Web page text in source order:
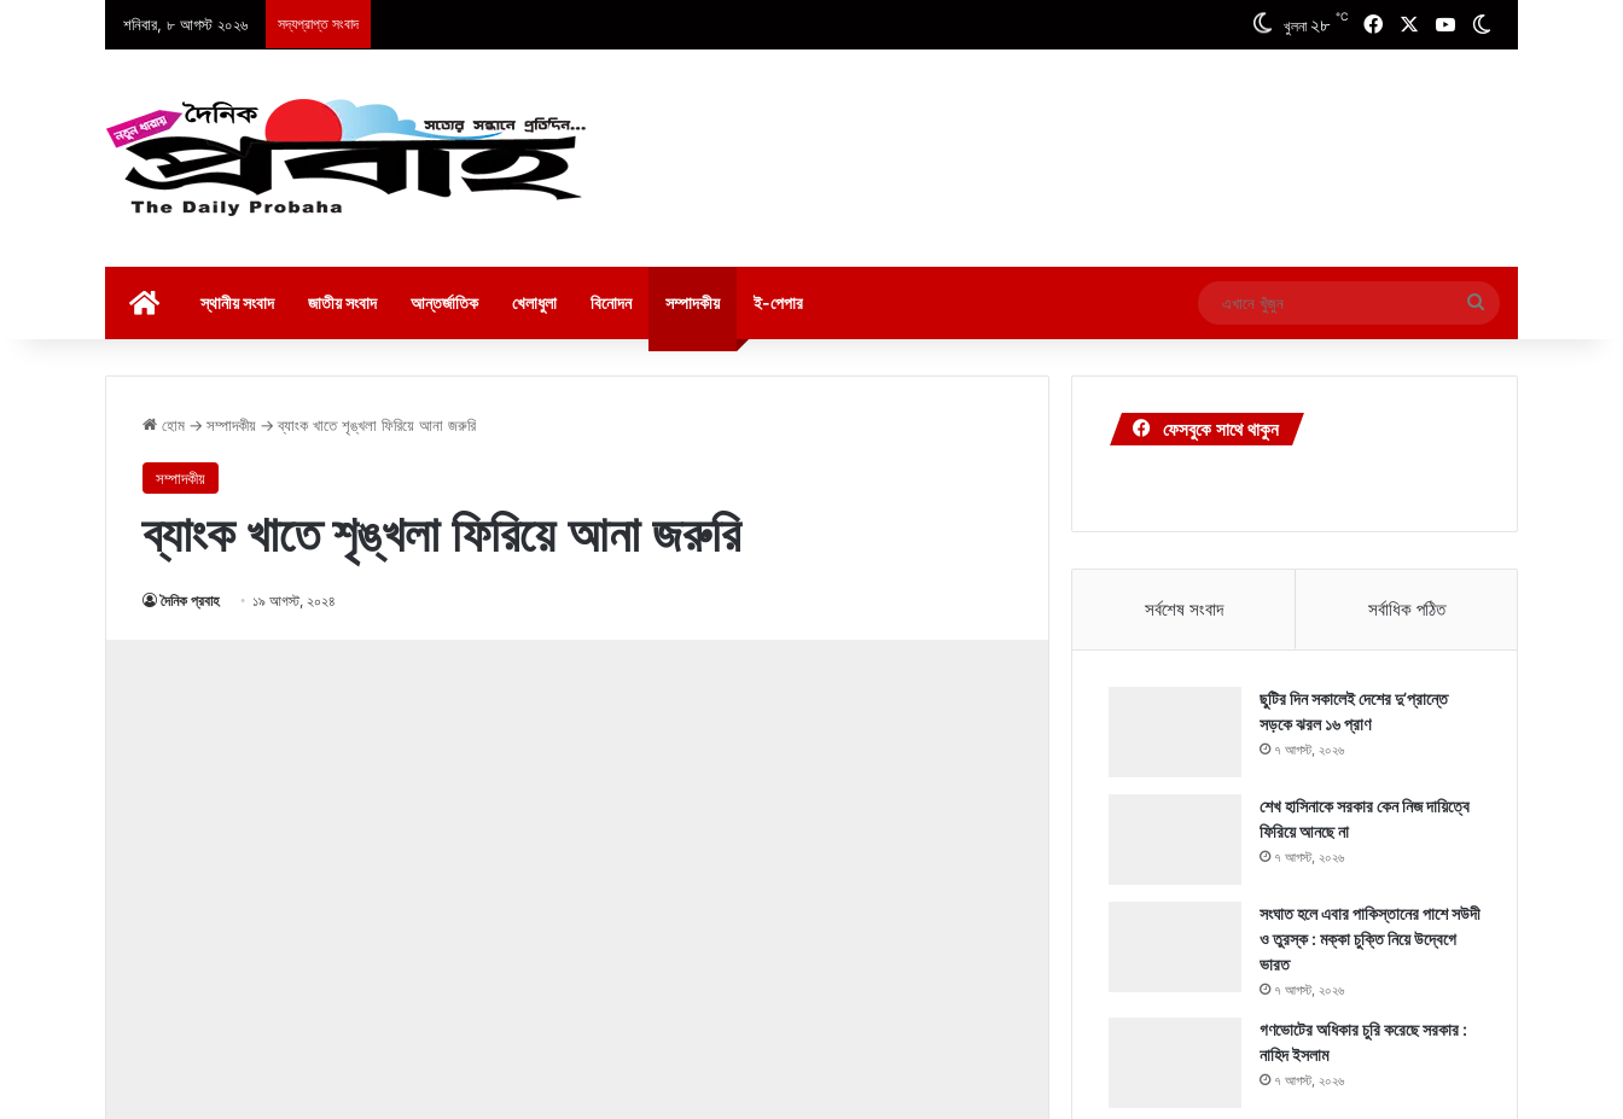
শনিবার, ৮ আগস্ট ২০২৬ সদ্যপ্রাপ্ত সংবাদ খুলনা ২৮ ℃ FacebookYouTube
স্থানীয় সংবাদ জাতীয় সংবাদ আন্তর্জাতিক খেলাধুলা বিনোদন সম্পাদকীয় ই-পেপার
এখানে
খুঁজুন
হোম → সম্পাদকীয় → ব্যাংক খাতে শৃঙ্খলা ফিরিয়ে আনা জরুরি
সম্পাদকীয়
ব্যাংক খাতে শৃঙ্খলা ফিরিয়ে আনা জরুরি
দৈনিক প্রবাহ ১৯ আগস্ট, ২০২৪
ফেসবুকে সাথে থাকুন
সর্বশেষ সংবাদ সর্বাধিক পঠিত
ছুটির দিন সকালেই দেশের দু’প্রান্তে
সড়কে ঝরল ১৬ প্রাণ
৭ আগস্ট, ২০২৬
শেখ হাসিনাকে সরকার কেন নিজ দায়িত্বে
ফিরিয়ে আনছে না
৭ আগস্ট, ২০২৬
সংঘাত হলে এবার পাকিস্তানের পাশে সউদী
ও তুরস্ক : মক্কা চুক্তি নিয়ে উদ্বেগে
ভারত
৭ আগস্ট, ২০২৬
গণভোটের অধিকার চুরি করেছে সরকার :
নাহিদ ইসলাম
৭ আগস্ট, ২০২৬